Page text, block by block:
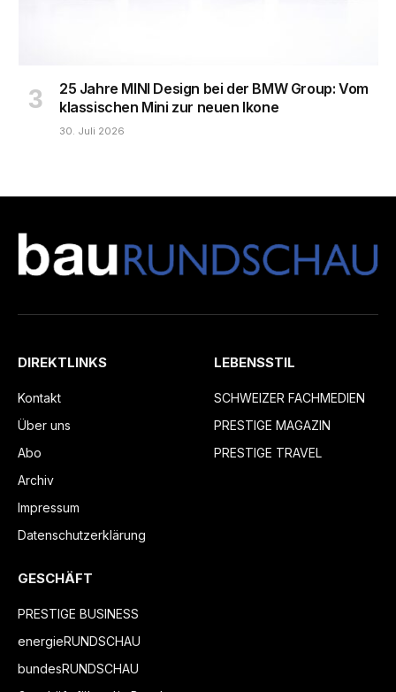
25 Jahre MINI Design bei der BMW Group: Vom
klassischen Mini zur neuen Ikone
30. Juli 2026
DIREKTLINKS
Kontakt
Über uns
Abo
Archiv
Impressum
Datenschutzerklärung
LEBENSSTIL
SCHWEIZER FACHMEDIEN
PRESTIGE MAGAZIN
PRESTIGE TRAVEL
GESCHÄFT
PRESTIGE BUSINESS
energieRUNDSCHAU
bundesRUNDSCHAU